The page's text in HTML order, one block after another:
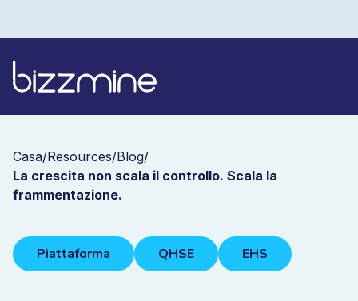
Casa/Resources/Blog/
La crescita non scala il controllo. Scala la
frammentazione.
Piattaforma QHSE EHS